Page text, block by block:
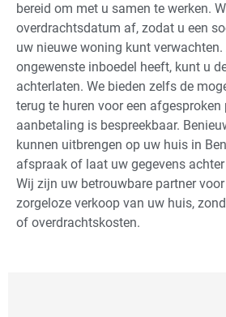
bereid om met u samen te werken.
overdrachtsdatum af, zodat u een
uw nieuwe woning kunt verwachten.
ongewenste inboedel heeft, kunt u
achterlaten. We bieden zelfs de
terug te huren voor een afgesproken
aanbetaling is bespreekbaar.
kunnen uitbrengen op uw huis in
afspraak of laat uw gegevens
Wij zijn uw betrouwbare partner voor
zorgeloze verkoop van uw huis,
of overdrachtskosten.